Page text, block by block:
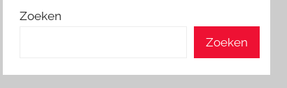
Zoeken
Zoeken